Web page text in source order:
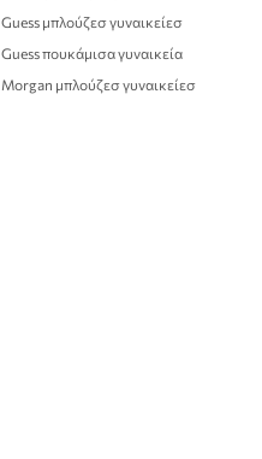
Guess μπλούζεσ γυναικείεσ
Guess πουκάμισα γυναικεία
Morgan μπλούζεσ γυναικείεσ